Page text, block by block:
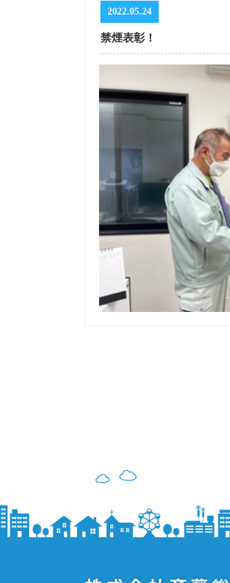
2022.05.24
禁煙表彰！